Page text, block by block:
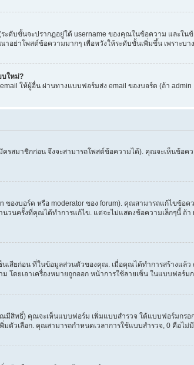
ดับขั้นจะปรากฏอยู่ใต้ username ของคุณในข้อความ และ
าอย่าโพสต์ข้อความมากๆ เพื่อหวังให้ระดับขั้นเพิ่มขึ้น เพราะ
บใหม่?
ให้ผู้อื่น ผ่านทางแบบฟอร์มส่ง email ของบอร์ด (ถ้า
สมาชิกก่อน จึงจะสามารถโพสต์ข้อความได้). คุณจะเห็นข้อ
องบอร์ด หรือ moderator ของ forum). คุณสามารถแก้ไข
นครั้งที่คุณได้ทำการแก้ไข. แต่จะไม่แสดงข้อความเล็กๆนี้ ถ้
สียก่อน ที่ในข้อมูลส่วนตัวของคุณ. เมื่อคุณได้ทำการสร้างแ
ดยเอาเครื่องหมายถูกออก หน้าการใช้ลายเซ็น ในแบบฟอร์ม
สิทธิ์) คุณจะเห็นแบบฟอร์ม เพิ่มแบบสำรวจ ใต้แบบฟอร์มกร
ตัวเลือก. คุณสามารถกำหนดเวลาการใช้แบบสำรวจ, 0 คือไ